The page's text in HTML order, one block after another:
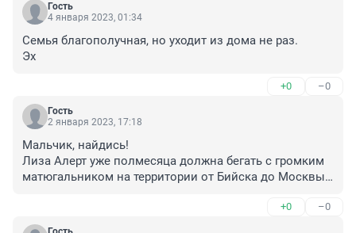
Гость
4 января 2023, 01:34
Семья благополучная, но уходит из дома не раз.
Эх
+0 –0
Гость
2 января 2023, 17:18
Мальчик, найдись!
Лиза Алерт уже полмесяца должна бегать с громким
матюгальником на территории от Бийска до Москвы
+0 –0